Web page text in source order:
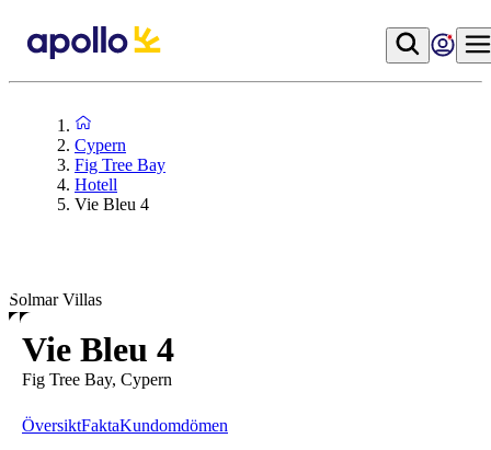
Cypern
Fig Tree Bay
Hotell
Vie Bleu 4
Solmar Villas
Vie Bleu 4
Fig Tree Bay, Cypern
ÖversiktFaktaKundomdömen